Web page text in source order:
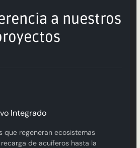
a nuestros
Integrado
que regeneran ecosistemas
de acuíferos hasta la